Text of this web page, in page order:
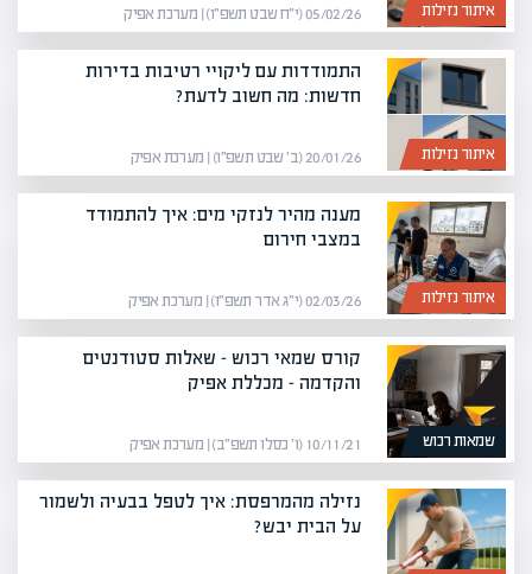
איתור נזילות 05/02/26 (י״ח שבט תשפ״ו) | מערכת אפיק
איתור נזילות
התמודדות עם ליקויי רטיבות בדירות
חדשות: מה חשוב לדעת?
20/01/26 (ב׳ שבט תשפ״ו) | מערכת אפיק
איתור נזילות
מענה מהיר לנזקי מים: איך להתמודד
במצבי חירום
02/03/26 (י״ג אדר תשפ״ו) | מערכת אפיק
שמאות רכוש
קורס שמאי רכוש – שאלות סטודנטים
והקדמה – מכללת אפיק
10/11/21 (ו׳ כסלו תשפ״ב) | מערכת אפיק
נזילה מהמרפסת: איך לטפל בבעיה ולשמור
על הבית יבש?